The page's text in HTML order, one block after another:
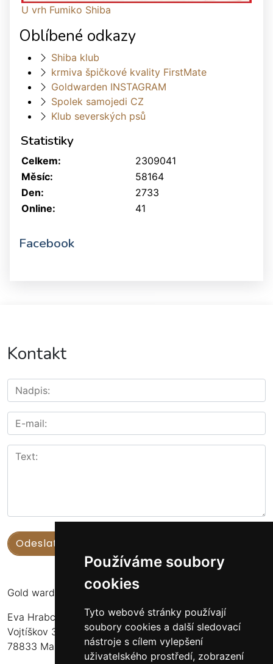
Používáme soubory
cookies
Tyto webové stránky používají
soubory cookies a další sledovací
nástroje s cílem vylepšení
uživatelského prostředí, zobrazení
U vrh Fumiko Shiba
Oblíbené odkazy
Shiba klub
krmiva špičkové kvality FirstMate
Goldwarden INSTAGRAM
Spolek samojedi CZ
Klub severských psů
Statistiky
Online: 41
Celkem:
2309041
Měsíc:
58164
Den:
2733
Facebook
Kontakt
Gold warden
Eva Hrabcová
Vojtíškov 3
78833 Malá Morava